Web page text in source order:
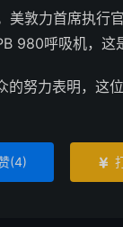
美敦力首席执
980呼吸机，这
努力表明，这
(4) 